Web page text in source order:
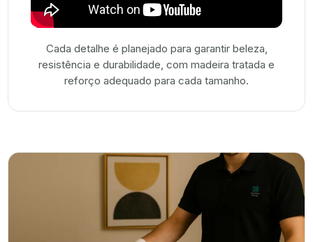
Cada detalhe é planejado para garantir beleza,
resistência e durabilidade, com madeira tratada e
reforço adequado para cada tamanho.